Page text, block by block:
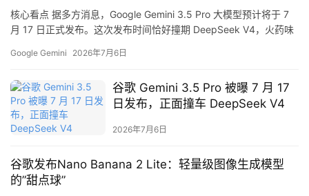
I
日
报
开
源
目
核心看点 据多方消息，Google Gemini 3.5 Pro 大模型预计将于 7
月 17 日正式发布。这次发布时间恰好撞期 DeepSeek V4，火药味
Google 显然是要在这场大模型军备竞赛中夺回话语权。 详细解析 1.
Google Gemini 2026年7月6日
谷歌 Gemini 3.5 Pro 被曝 7 月 17
日发布，正面撞车 DeepSeek V4
2026年7月6日
谷歌发布Nano Banana 2 Lite：轻量级图像生成模型
的”甜点球”